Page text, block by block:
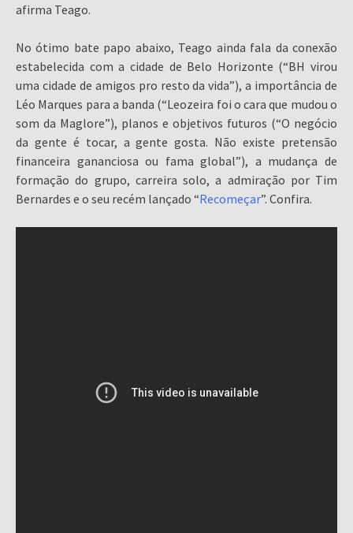
afirma Teago.
No ótimo bate papo abaixo, Teago ainda fala da conexão
estabelecida com a cidade de Belo Horizonte (“BH virou
uma cidade de amigos pro resto da vida”), a importância de
Léo Marques para a banda (“Leozeira foi o cara que mudou o
som da Maglore”), planos e objetivos futuros (“O negócio
da gente é tocar, a gente gosta. Não existe pretensão
financeira gananciosa ou fama global”), a mudança de
formação do grupo, carreira solo, a admiração por Tim
Bernardes e o seu recém lançado “Recomeçar”. Confira.